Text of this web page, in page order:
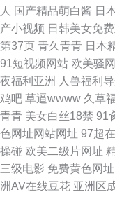
人 国产精品萌白酱 日
产小视频 日韩美女免
第37页 青久青青 日本
91短视频网站 欧美骚
夜福利亚洲
人兽福利
鸡吧 草逼wwww 久草
青青 美女白丝18禁 91
色网址网站网址 97超
操碰 欧美二级片网址
三级电影 免费黄色网址
洲AV在线豆花 亚洲区